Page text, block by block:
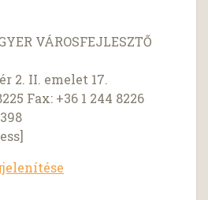
VÁROSFEJLESZTŐ
2. II. emelet 17.
Fax: +36 1 244 8226